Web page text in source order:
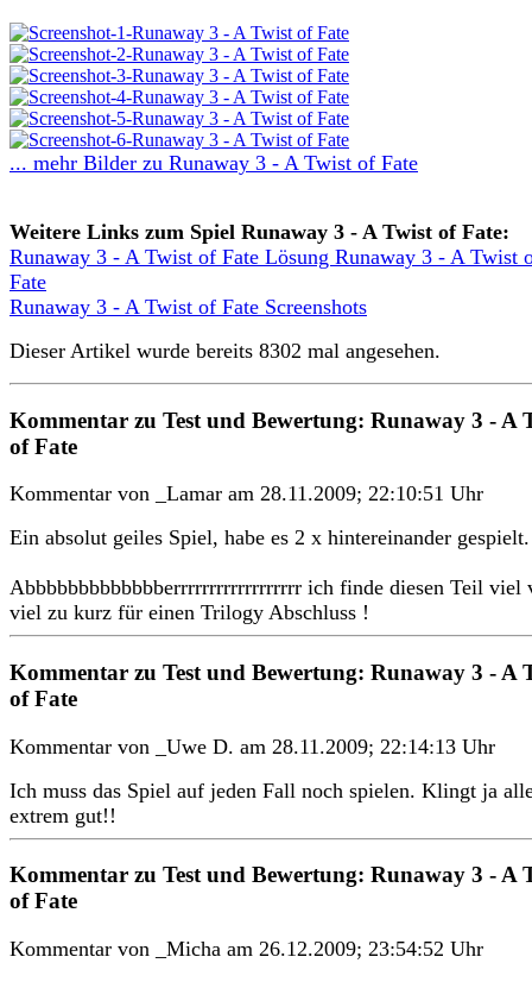
... mehr Bilder zu Runaway 3 - A Twist of Fate
Weitere Links zum Spiel Runaway 3 - A Twist of Fate:
Runaway 3 - A Twist of Fate Lösung Runaway 3 - A Twist
Fate
Runaway 3 - A Twist of Fate Screenshots
Dieser Artikel wurde bereits 8302 mal angesehen.
Kommentar zu Test und Bewertung: Runaway 3 - A
of Fate
Kommentar von _Lamar am 28.11.2009; 22:10:51 Uhr
Ein absolut geiles Spiel, habe es 2 x hintereinander gespielt.
Abbbbbbbbbbbbberrrrrrrrrrrrrrrrrr ich finde diesen Teil viel
viel zu kurz für einen Trilogy Abschluss !
Kommentar zu Test und Bewertung: Runaway 3 - A
of Fate
Kommentar von _Uwe D. am 28.11.2009; 22:14:13 Uhr
Ich muss das Spiel auf jeden Fall noch spielen. Klingt ja
extrem gut!!
Kommentar zu Test und Bewertung: Runaway 3 - A
of Fate
Kommentar von _Micha am 26.12.2009; 23:54:52 Uhr